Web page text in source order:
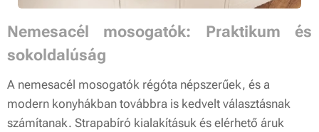
Nemesacél mosogatók: Praktikum és
sokoldalúság
A nemesacél mosogatók régóta népszerűek, és a
modern konyhákban továbbra is kedvelt választásnak
számítanak. Strapabíró kialakításuk és elérhető áruk